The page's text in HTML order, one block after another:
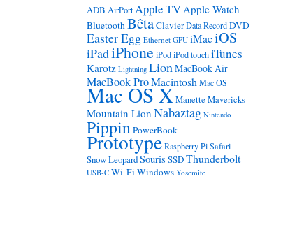
ADB AirPort Apple TVApple Watch
BluetoothBêtaClavier Data Record DVD
Easter Egg Ethernet GPU iMaciOS
iPadiPhone iPod iPod touch iTunes
Karotz Lightning LionMacBook Air
MacBook ProMacintosh Mac OS
Mac OS X Manette Mavericks
Mountain Lion Nabaztag Nintendo
PippinPowerBook
Prototype Raspberry Pi Safari
Snow LeopardSouris SSDThunderbolt
USB-C Wi-FiWindows Yosemite